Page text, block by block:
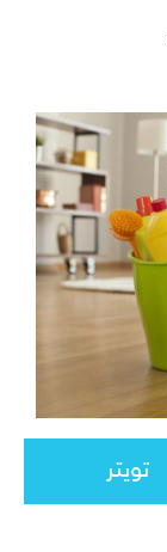
تويتر